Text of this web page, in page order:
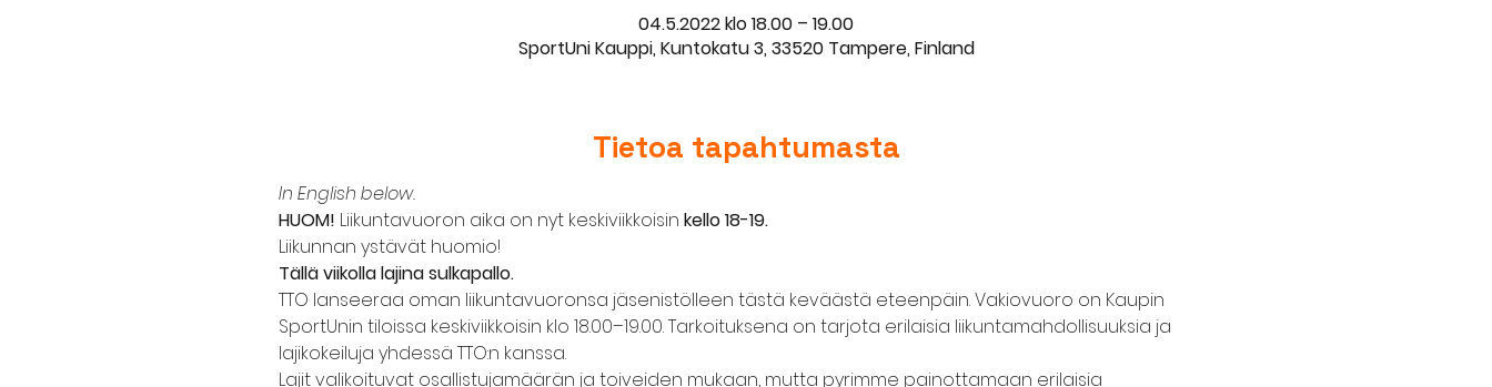
04.5.2022 klo 18.00 – 19.00
SportUni Kauppi, Kuntokatu 3, 33520 Tampere, Finland
Tietoa tapahtumasta
In English below.
HUOM! Liikuntavuoron aika on nyt keskiviikkoisin kello 18-19.
Liikunnan ystävät huomio!
Tällä viikolla lajina sulkapallo.
TTO lanseeraa oman liikuntavuoronsa jäsenistölleen tästä keväästä eteenpäin. Vakiovuoro on Kaupin
SportUnin tiloissa keskiviikkoisin klo 18.00–19.00. Tarkoituksena on tarjota erilaisia liikuntamahdollisuuksia ja
lajikokeiluja yhdessä TTO:n kanssa.
Lajit valikoituvat osallistujamäärän ja toiveiden mukaan, mutta pyrimme painottamaan erilaisia